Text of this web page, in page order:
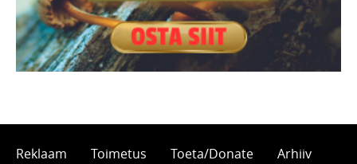
Reklaam Toimetus Toeta/Donate Arhiiv